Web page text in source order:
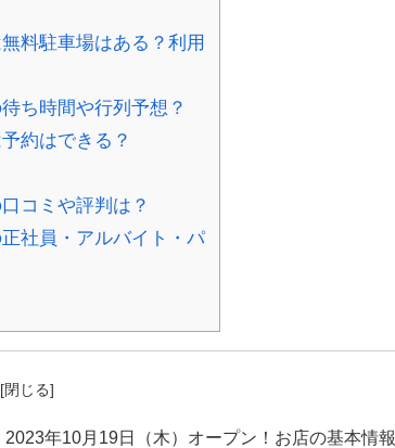
料駐車場はある？利用
ち時間や行列予想？
約はできる？
コミや評判は？
社員・アルバイト・パ
年10月19日（木）オープン！お店の基本情報